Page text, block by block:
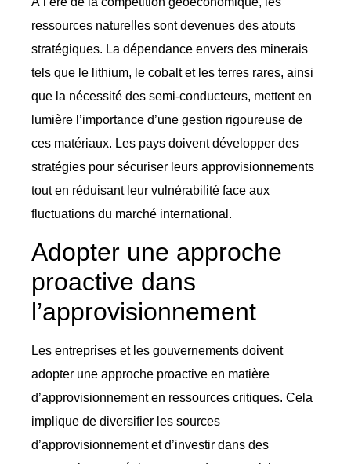
ressources naturelles sont devenues des atouts
stratégiques. La dépendance envers des minerais
tels que le lithium, le cobalt et les terres rares, ainsi
que la nécessité des semi-conducteurs, mettent en
lumière l’importance d’une gestion rigoureuse de
ces matériaux. Les pays doivent développer des
stratégies pour sécuriser leurs approvisionnements
tout en réduisant leur vulnérabilité face aux
fluctuations du marché international.
Adopter une approche
proactive dans
l’approvisionnement
Les entreprises et les gouvernements doivent
adopter une approche proactive en matière
d’approvisionnement en ressources critiques. Cela
implique de diversifier les sources
d’approvisionnement et d’investir dans des